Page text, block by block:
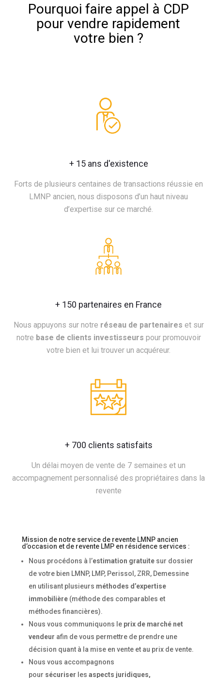
Pourquoi faire appel à CDP
pour vendre rapidement
votre bien ?
+ 15 ans d'existence
Forts de plusieurs centaines de transactions réussie en
LMNP ancien, nous disposons d’un haut niveau
d’expertise sur ce marché.
+ 150 partenaires en France
Nous appuyons sur notre réseau de partenaires et sur
notre base de clients investisseurs pour promouvoir
votre bien et lui trouver un acquéreur.
+ 700 clients satisfaits
Un délai moyen de vente de 7 semaines et un
accompagnement personnalisé des propriétaires dans la
revente
Mission de notre service de revente LMNP ancien
d’occasion et de revente LMP en résidence services :
Nous procédons à l’estimation gratuite sur dossier
de votre bien LMNP, LMP, Perissol, ZRR, Demessine
en utilisant plusieurs méthodes d’expertise
immobilière (méthode des comparables et
méthodes financières).
Nous vous communiquons le prix de marché net
vendeur afin de vous permettre de prendre une
décision quant à la mise en vente et au prix de vente.
Nous vous accompagnons
pour sécuriser les aspects juridiques,